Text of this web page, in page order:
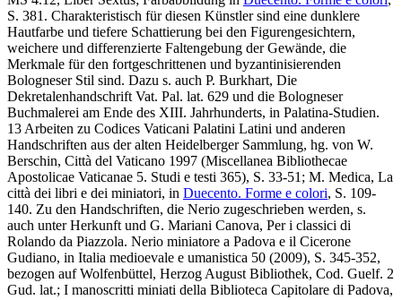
S. 381. Charakteristisch für diesen Künstler sind eine dunklere
Hautfarbe und tiefere Schattierung bei den Figurengesichtern,
weichere und differenzierte Faltengebung der Gewände, die
Merkmale für den fortgeschrittenen und byzantinisierenden
Bologneser Stil sind. Dazu s. auch P. Burkhart, Die
Dekretalenhandschrift Vat. Pal. lat. 629 und die Bologneser
Buchmalerei am Ende des XIII. Jahrhunderts, in Palatina-Studien.
13 Arbeiten zu Codices Vaticani Palatini Latini und anderen
Handschriften aus der alten Heidelberger Sammlung, hg. von W.
Berschin, Città del Vaticano 1997 (Miscellanea Bibliothecae
Apostolicae Vaticanae 5. Studi e testi 365), S. 33-51; M. Medica, La
città dei libri e dei miniatori, in Duecento. Forme e colori, S. 109-
140. Zu den Handschriften, die Nerio zugeschrieben werden, s.
auch unter Herkunft und G. Mariani Canova, Per i classici di
Rolando da Piazzola. Nerio miniatore a Padova e il Cicerone
Gudiano, in Italia medioevale e umanistica 50 (2009), S. 345-352,
bezogen auf Wolfenbüttel, Herzog August Bibliothek, Cod. Guelf. 2
Gud. lat.; I manoscritti miniati della Biblioteca Capitolare di Padova,